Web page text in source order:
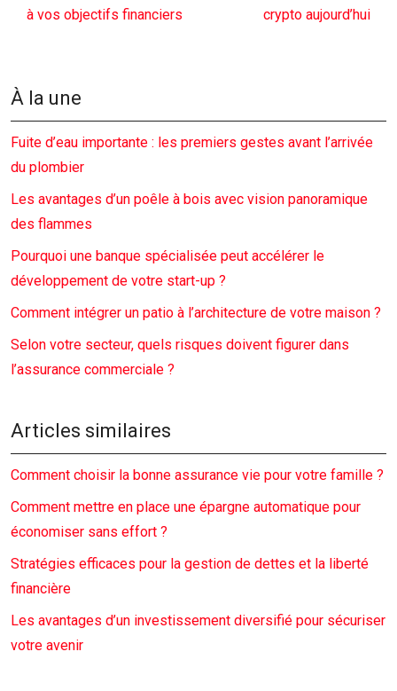
à vos objectifs financiers
crypto aujourd’hui
À la une
Fuite d’eau importante : les premiers gestes avant l’arrivée
du plombier
Les avantages d’un poêle à bois avec vision panoramique
des flammes
Pourquoi une banque spécialisée peut accélérer le
développement de votre start-up ?
Comment intégrer un patio à l’architecture de votre maison ?
Selon votre secteur, quels risques doivent figurer dans
l’assurance commerciale ?
Articles similaires
Comment choisir la bonne assurance vie pour votre famille ?
Comment mettre en place une épargne automatique pour
économiser sans effort ?
Stratégies efficaces pour la gestion de dettes et la liberté
financière
Les avantages d’un investissement diversifié pour sécuriser
votre avenir